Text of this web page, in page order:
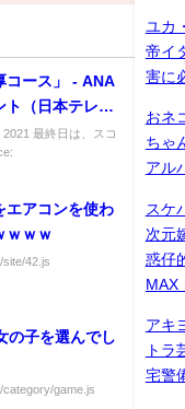
コース」 - ANA
ト（日本テレ
最終日は、スコ
エアコンを使わ
ｗｗｗ
42.js
の子を選んでし
game.js
ユカ
帝イ
害に
おネ
ちゃ
アル
スケ
次元
惑仔
MAX
アキ
トラ
宅警